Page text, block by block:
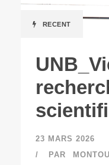
RECENT
23 MARS 2026
PAR